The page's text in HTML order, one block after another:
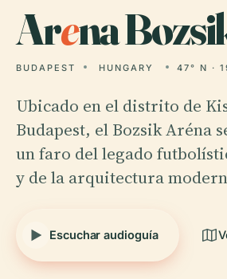
Arena
BUDAPEST HUNGARY 47° N ·
Ubicado en el distrito de
Budapest, el Bozsik Aréna
un faro del legado
y de la arquitectura
Escuchar audioguía